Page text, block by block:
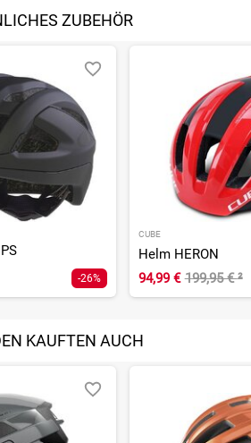
ZUBEHÖR
-26%
CUBE
Helm HERON
94,99 € 199,95 €²
KAUFTEN AUCH